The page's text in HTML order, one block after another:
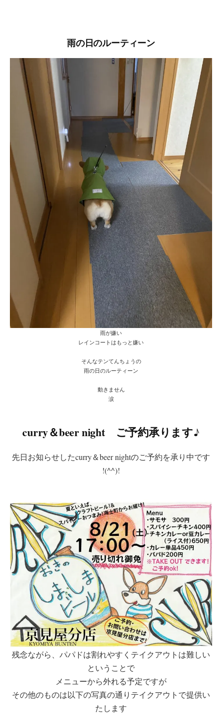
雨の日のルーティーン
雨が嫌い
レインコートはもっと嫌い
そんなテンてんちょうの
雨の日のルーティーン
動きません
涙
curry＆beer night ご予約承ります♪
先日お知らせしたcurry＆beer nightのご予約を承り中です
!(^^)!
残念ながら、パパドは割れやすくテイクアウトは難しい
ということで
メニューから外れる予定ですが
その他のものは以下の写真の通りテイクアウトで提供い
たします